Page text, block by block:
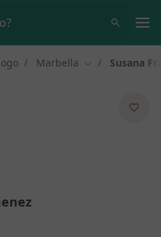
Marbella Cambiar de
Susana